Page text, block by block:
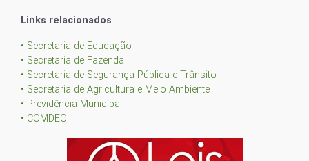
Links relacionados
• Secretaria de Educação
• Secretaria de Fazenda
• Secretaria de Segurança Pública e Trânsito
• Secretaria de Agricultura e Meio Ambiente
• Previdência Municipal
• COMDEC